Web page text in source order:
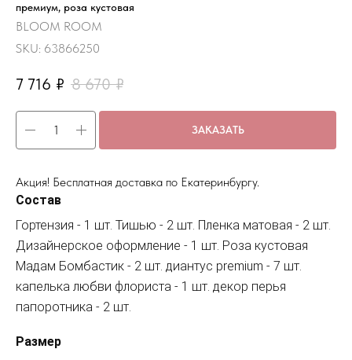
премиум, роза кустовая
BLOOM ROOM
SKU: 63866250
7 716 ₽ 8 670 ₽
ЗАКАЗАТЬ
Акция! Бесплатная доставка по Екатеринбургу.
Состав
Гортензия - 1 шт. Тишью - 2 шт. Пленка матовая - 2 шт.
Дизайнерское оформление - 1 шт. Роза кустовая
Мадам Бомбастик - 2 шт. диантус premium - 7 шт.
капелька любви флориста - 1 шт. декор перья
папоротника - 2 шт.
Размер